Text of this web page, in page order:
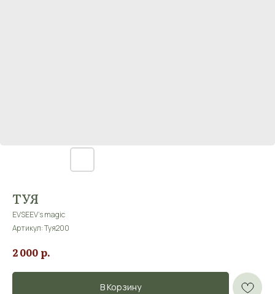
ТУЯ
EVSEEV's magic
Артикул:Туя200
2 000 р.
В Корзину